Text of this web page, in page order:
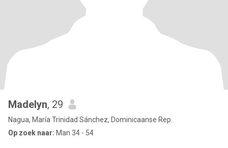
Madelyn, 29
Nagua, María Trinidad Sánchez, Dominicaanse Rep.
Op zoek naar: Man 34 - 54